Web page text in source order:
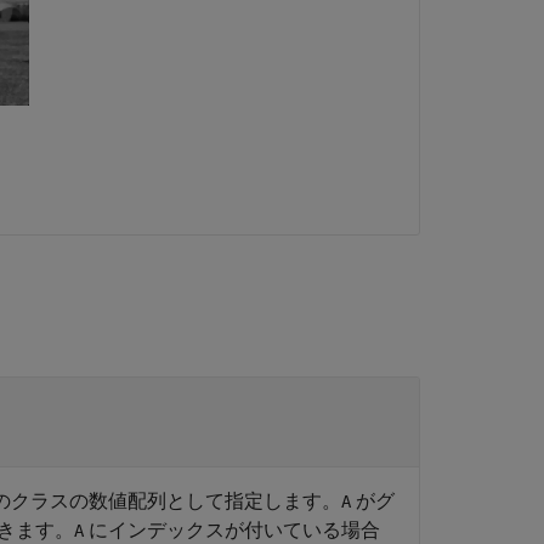
ラスの数値配列として指定します。 A がグ
ます。 A にインデックスが付いている場合